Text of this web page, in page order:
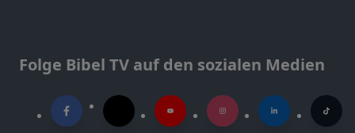
Folge Bibel TV auf den sozialen Medien